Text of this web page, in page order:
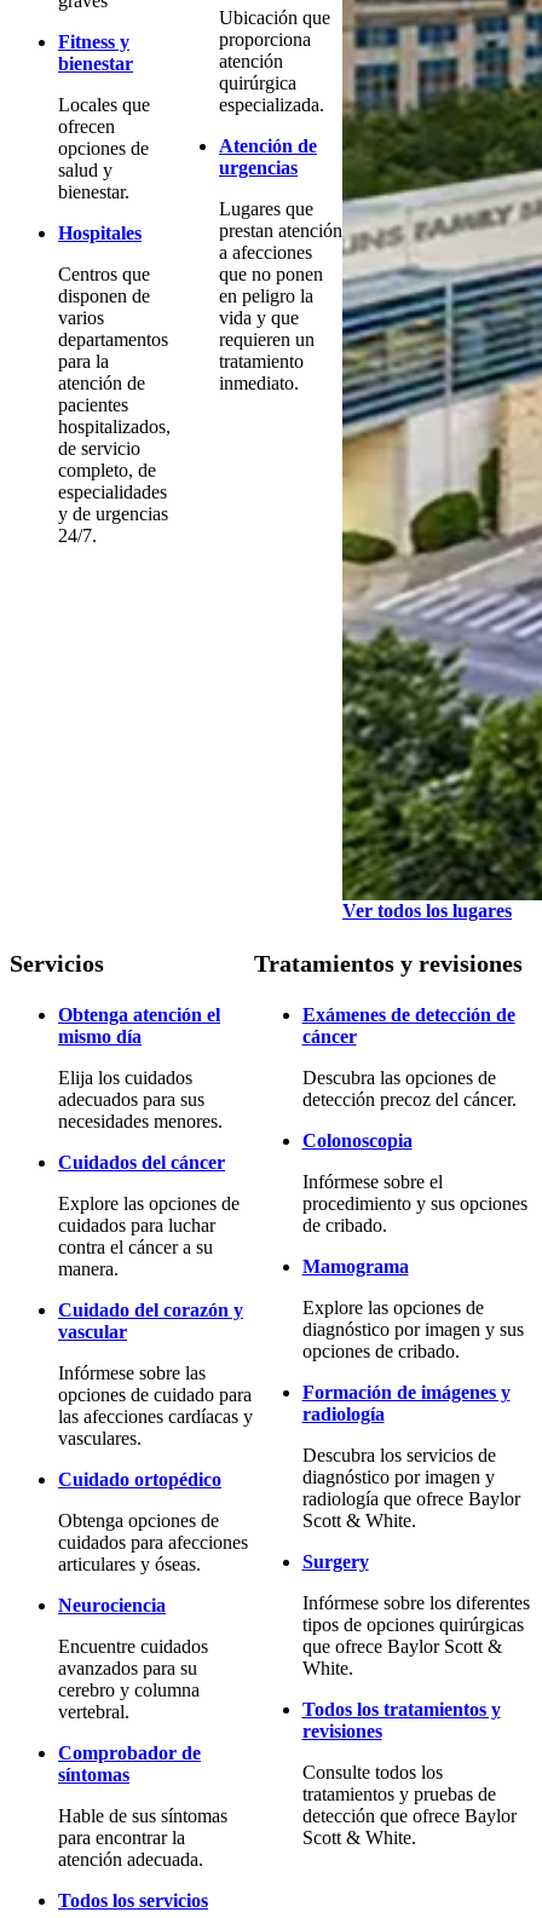
Fitness y
bienestar
Locales que
ofrecen
opciones de
salud y
bienestar.
Hospitales
Centros que
disponen de
varios
departamentos
para la
atención de
pacientes
hospitalizados,
de servicio
completo, de
especialidades
y de urgencias
24/7.
Ubicación que
proporciona
atención
quirúrgica
especializada.
Atención de
urgencias
Lugares que
prestan atención
a afecciones
que no ponen
en peligro la
vida y que
requieren un
tratamiento
inmediato.
Ver todos los lugares
Servicios
Obtenga atención el
mismo día
Elija los cuidados
adecuados para sus
necesidades menores.
Cuidados del cáncer
Explore las opciones de
cuidados para luchar
contra el cáncer a su
manera.
Cuidado del corazón y
vascular
Infórmese sobre las
opciones de cuidado para
las afecciones cardíacas y
vasculares.
Cuidado ortopédico
Obtenga opciones de
cuidados para afecciones
articulares y óseas.
Neurociencia
Encuentre cuidados
avanzados para su
cerebro y columna
vertebral.
Comprobador de
síntomas
Hable de sus síntomas
para encontrar la
atención adecuada.
Todos los servicios
Tratamientos y revisiones
Exámenes de detección de
cáncer
Descubra las opciones de
detección precoz del cáncer.
Colonoscopia
Infórmese sobre el
procedimiento y sus opciones
de cribado.
Mamograma
Explore las opciones de
diagnóstico por imagen y sus
opciones de cribado.
Formación de imágenes y
radiología
Descubra los servicios de
diagnóstico por imagen y
radiología que ofrece Baylor
Scott & White.
Surgery
Infórmese sobre los diferentes
tipos de opciones quirúrgicas
que ofrece Baylor Scott &
White.
Todos los tratamientos y
revisiones
Consulte todos los
tratamientos y pruebas de
detección que ofrece Baylor
Scott & White.